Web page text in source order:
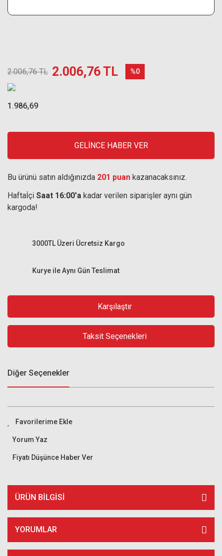
2.006,76 TL 2.006,76 TL %0
1.986,69
GELİNCE HABER VER
Bu ürünü satın aldığınızda 201 puan kazanacaksınız.
Haftaİçi Saat 16:00'a kadar verilen siparişler aynı gün
kargoda!
Kurye ile Aynı Gün Teslimat
3000TL Üzeri Ücretsiz Kargo
Karşılaştır
Taksit Seçenekleri
Diğer Seçenekler
Yorum Yaz
Fiyatı Düşünce Haber Ver
ÜRÜN BILGISI
YORUMLAR